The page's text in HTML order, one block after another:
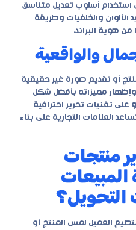
استخدام أسلوب تعديل متناسق
الألوان والخلفيات وطريقة
هوية البراند.
والواقعية
أو تقديم صورة غير حقيقية
مميزاته بأفضل شكل
على تقنيات تحرير احترافية
العلامات التجارية على بناء
منتجات
المبيعات
العميل لمس المنتج أو